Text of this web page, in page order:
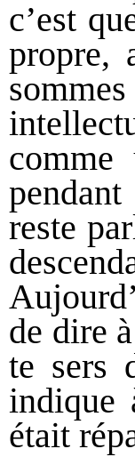
c’est
propre,
reste
de dire
te sers
indique
était